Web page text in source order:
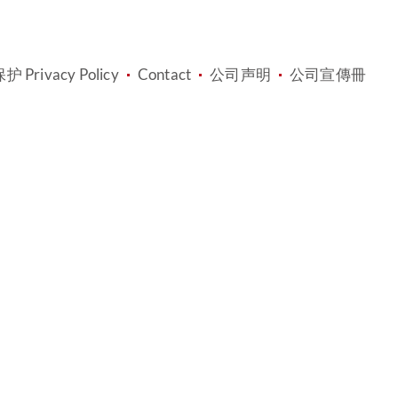
护 Privacy Policy Contact 公司声明 公司宣傳冊